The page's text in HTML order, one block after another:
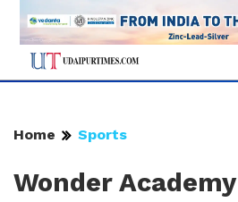
Home Sports
Wonder